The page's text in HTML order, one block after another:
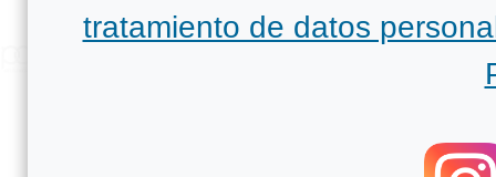
tratamiento de datos